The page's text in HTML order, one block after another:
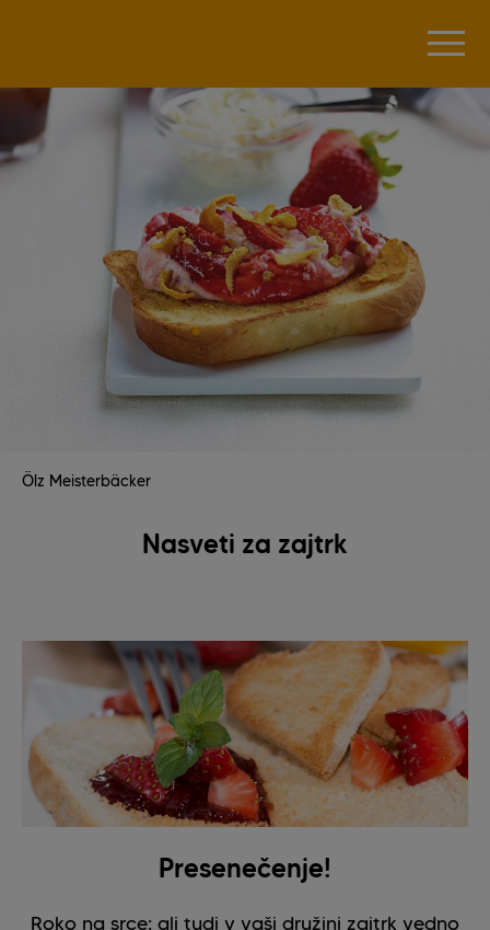
Ölz Meisterbäcker
Nasveti za zajtrk
Presenečenje!
Roko na srce: ali tudi v vaši družini zajtrk vedno